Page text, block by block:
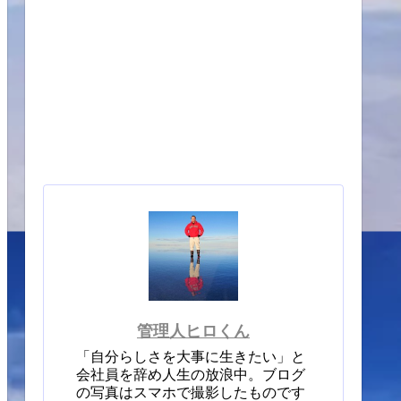
管理人ヒロくん
「自分らしさを大事に生きたい」と
会社員を辞め人生の放浪中。ブログ
の写真はスマホで撮影したものです